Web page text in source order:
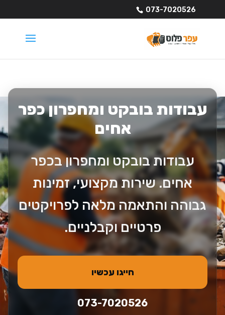
073-7020526
עבודות בובקט ומחפרון כפר
אחים
עבודות בובקט ומחפרון בכפר
אחים. שירות מקצועי, זמינות
גבוהה והתאמה מלאה לפרויקטים
פרטיים וקבלניים.
חייגו עכשיו
073-7020526